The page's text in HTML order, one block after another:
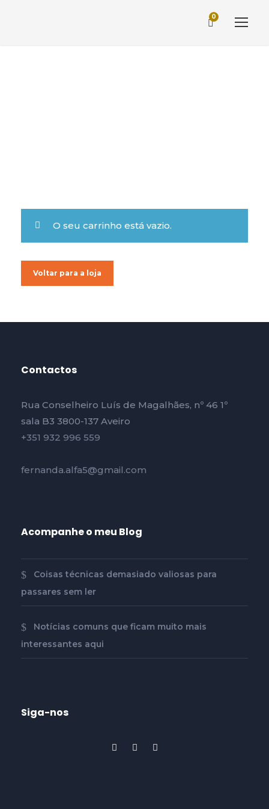
0
O seu carrinho está vazio.
Voltar para a loja
Contactos
Rua Conselheiro Luís de Magalhães, nº 46 1º
sala B3 3800-137 Aveiro
+351 932 996 559
fernanda.alfa5@gmail.com
Acompanhe o meu Blog
Coisas técnicas demasiado valiosas para
passares sem ler
Notícias comuns que ficam muito mais
interessantes aqui
Siga-nos